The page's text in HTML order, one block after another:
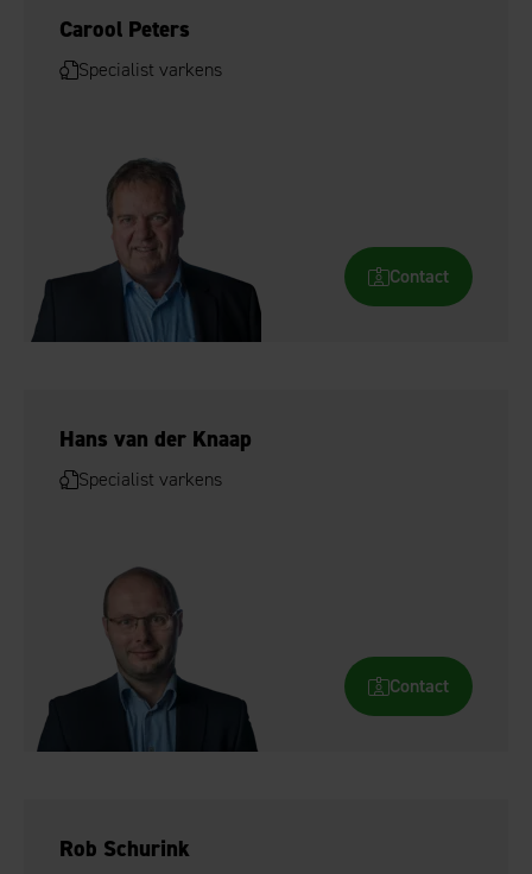
Carool Peters
Specialist varkens
Contact
Hans van der Knaap
Specialist varkens
Contact
Rob Schurink